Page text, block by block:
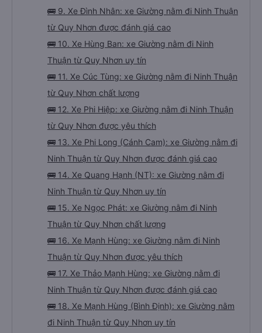
🚌 9. Xe Đình Nhân: xe Giường nằm đi Ninh Thuận
từ Quy Nhơn được đánh giá cao
🚌 10. Xe Hùng Ban: xe Giường nằm đi Ninh
Thuận từ Quy Nhơn uy tín
🚌 11. Xe Cúc Tùng: xe Giường nằm đi Ninh Thuận
từ Quy Nhơn chất lượng
🚌 12. Xe Phi Hiệp: xe Giường nằm đi Ninh Thuận
từ Quy Nhơn được yêu thích
🚌 13. Xe Phi Long (Cánh Cam): xe Giường nằm đi
Ninh Thuận từ Quy Nhơn được đánh giá cao
🚌 14. Xe Quang Hạnh (NT): xe Giường nằm đi
Ninh Thuận từ Quy Nhơn uy tín
🚌 15. Xe Ngọc Phát: xe Giường nằm đi Ninh
Thuận từ Quy Nhơn chất lượng
🚌 16. Xe Mạnh Hùng: xe Giường nằm đi Ninh
Thuận từ Quy Nhơn được yêu thích
🚌 17. Xe Thảo Mạnh Hùng: xe Giường nằm đi
Ninh Thuận từ Quy Nhơn được đánh giá cao
🚌 18. Xe Mạnh Hùng (Bình Định): xe Giường nằm
đi Ninh Thuận từ Quy Nhơn uy tín